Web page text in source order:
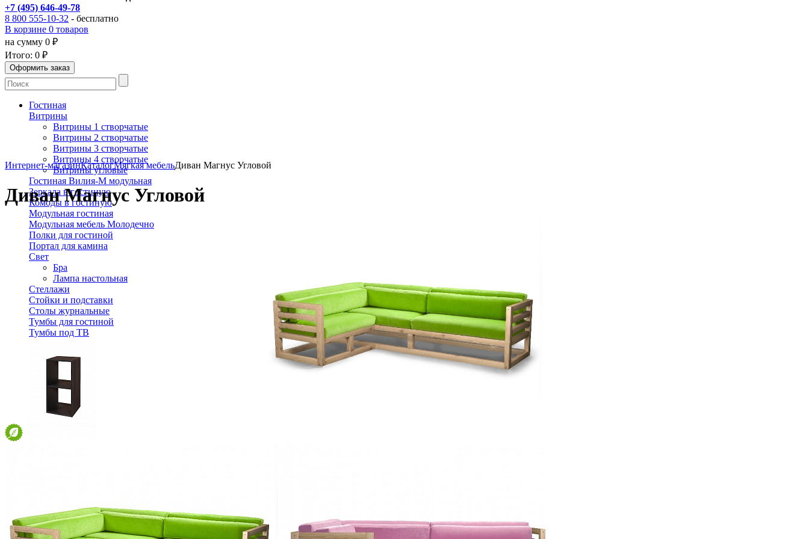
+7 (495) 646-49-78
8 800 555-10-32 - бесплатно
В корзине 0 товаров
на сумму 0 ₽
Итого: 0 ₽
Гостиная
Витрины
Витрины 1 створчатые
Витрины 2 створчатые
Витрины 3 створчатые
Витрины 4 створчатые
Витрины угловые
Гостиная Вилия-М модульная
Зеркала в гостиную
Комоды в гостиную
Модульная гостиная
Модульная мебель Молодечно
Полки для гостиной
Портал для камина
Свет
Бра
Лампа настольная
Стеллажи
Стойки и подставки
Столы журнальные
Тумбы для гостиной
Тумбы под ТВ
Спальня
Деревянные кровати с подъемным механизмом
Интернет-магазинКаталогМягкая мебельДиван Магнус Угловой
Диван Магнус Угловой